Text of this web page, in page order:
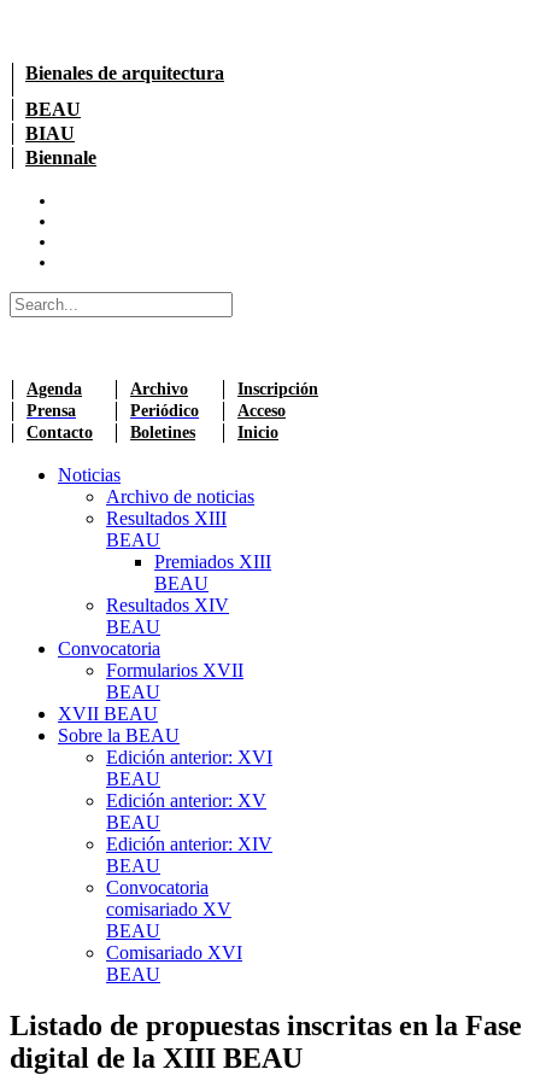
Bienales de arquitectura
BEAU
BIAU
Biennale
Agenda Archivo
Inscripción
Prensa
Periódico
Acceso
Contacto
Boletines Inicio
Noticias
Archivo de noticias
Resultados XIII
BEAU
Premiados XIII
BEAU
Resultados XIV
BEAU
Convocatoria
Formularios XVII
BEAU
XVII BEAU
Sobre la BEAU
Edición anterior: XVI
BEAU
Edición anterior: XV
BEAU
Edición anterior: XIV
BEAU
Convocatoria
comisariado XV
BEAU
Comisariado XVI
BEAU
Listado de propuestas inscritas en la Fase
digital de la XIII BEAU